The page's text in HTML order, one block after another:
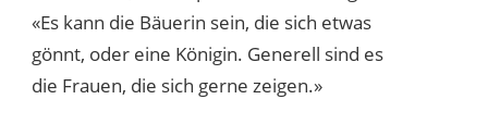
«Es kann die Bäuerin sein, die sich etwas
gönnt, oder eine Königin. Generell sind es
die Frauen, die sich gerne zeigen.»